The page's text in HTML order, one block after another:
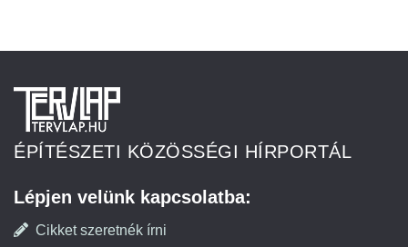
ÉPÍTÉSZETI KÖZÖSSÉGI HÍRPORTÁL
Lépjen velünk kapcsolatba:
Cikket szeretnék írni